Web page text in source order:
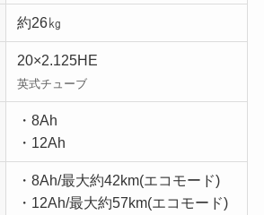
約26㎏
20×2.125HE
英式チューブ
・8Ah
・12Ah
・8Ah/最大約42km(エコモード)
・12Ah/最大約57km(エコモード)